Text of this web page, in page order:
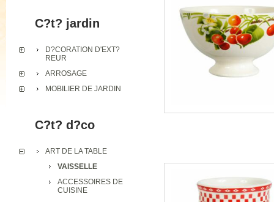
C?t? jardin
D?CORATION D'EXT?
REUR
ARROSAGE
MOBILIER DE JARDIN
C?t? d?co
ART DE LA TABLE
VAISSELLE
ACCESSOIRES DE
CUISINE